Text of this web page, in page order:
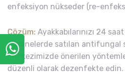
enfeksiyon nükseder (re-
Çözüm: Ayakkabılarınızı 24
Eczanelerde satılan antifungal
merkezimizde önerilen
düzenli olarak dezenfekte edin.